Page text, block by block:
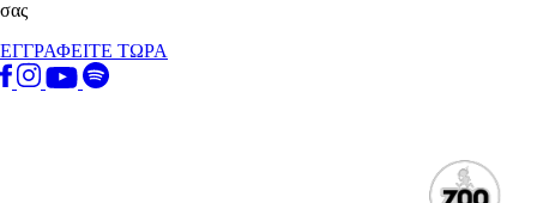
σας
ΕΓΓΡΑΦΕΙΤΕ ΤΩΡΑ